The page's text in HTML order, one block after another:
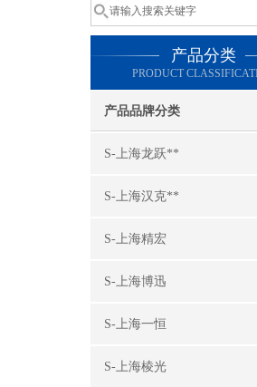
产品分类
PRODUCT
产品品牌分类
S-上海龙跃**
S-上海汉克**
S-上海精宏
S-上海博迅
S-上海一恒
S-上海棱光